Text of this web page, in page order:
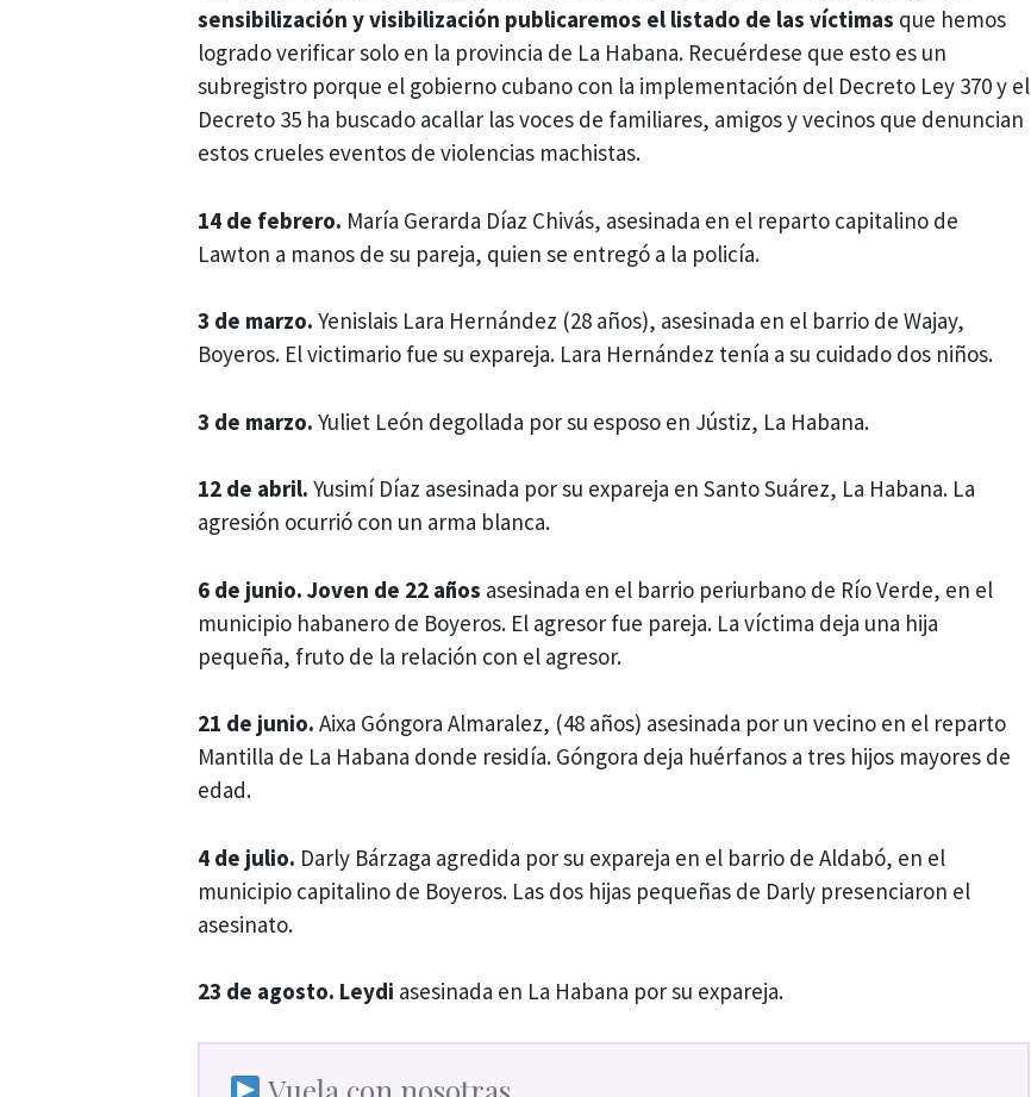
sensibilización y visibilización publicaremos el listado de las víctimas que hemos
logrado verificar solo en la provincia de La Habana. Recuérdese que esto es un
subregistro porque el gobierno cubano con la implementación del Decreto Ley 370 y el
Decreto 35 ha buscado acallar las voces de familiares, amigos y vecinos que denuncian
estos crueles eventos de violencias machistas.
14 de febrero. María Gerarda Díaz Chivás, asesinada en el reparto capitalino de
Lawton a manos de su pareja, quien se entregó a la policía.
3 de marzo.Yenislais Lara Hernández (28 años), asesinada en el barrio de Wajay,
Boyeros. El victimario fue su expareja. Lara Hernández tenía a su cuidado dos niños.
3 de marzo. Yuliet León degollada por su esposo en Jústiz, La Habana.
12 de abril. Yusimí Díaz asesinada por su expareja en Santo Suárez, La Habana. La
agresión ocurrió con un arma blanca.
6 de junio.Joven de 22 años asesinada en el barrio periurbano de Río Verde, en el
municipio habanero de Boyeros. El agresor fue pareja. La víctima deja una hija
pequeña, fruto de la relación con el agresor.
21 de junio.Aixa Góngora Almaralez, (48 años) asesinada por un vecino en el reparto
Mantilla de La Habana donde residía. Góngora deja huérfanos a tres hijos mayores de
edad.
4 de julio. Darly Bárzaga agredida por su expareja en el barrio de Aldabó, en el
municipio capitalino de Boyeros. Las dos hijas pequeñas de Darly presenciaron el
asesinato.
23 de agosto. Leydi asesinada en La Habana por su expareja.